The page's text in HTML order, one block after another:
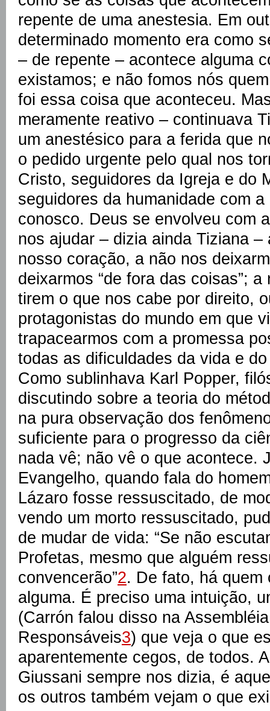
repente de uma anestesia. Em
determinado momento era como
– de repente – acontece alguma
existamos; e não fomos nós
foi essa coisa que aconteceu.
meramente reativo – continuava
um anestésico para a ferida que
o pedido urgente pelo qual nos
Cristo, seguidores da Igreja e do
seguidores da humanidade com
conosco. Deus se envolveu com
nos ajudar – dizia ainda Tiziana
nosso coração, a não nos
deixarmos “de fora das coisas”;
tirem o que nos cabe por direito,
protagonistas do mundo em que
trapacearmos com a promessa
todas as dificuldades da vida e
Como sublinhava Karl Popper,
discutindo sobre a teoria do
na pura observação dos
suficiente para o progresso da
nada vê; não vê o que acontece.
Evangelho, quando fala do
Lázaro fosse ressuscitado, de
vendo um morto ressuscitado,
de mudar de vida: “Se não
Profetas, mesmo que alguém
convencerão”2. De fato, há quem
alguma. É preciso uma intuição,
(Carrón falou disso na
Responsáveis3) que veja o que
aparentemente cegos, de todos.
Giussani sempre nos dizia, é
os outros também vejam o que